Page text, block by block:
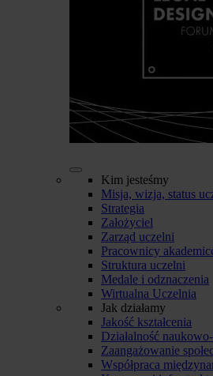
Kim jesteśmy
Misja, wizja, status
Strategia
Założyciel
Zarząd uczelni
Pracownicy
Struktura uczelni
Medale i odznaczenia
Wirtualna Uczelnia
Jak działamy
Jakość kształcenia
Działalność
Zaangażowanie
Współpraca